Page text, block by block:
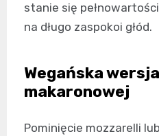
stanie się
na długo zaspokoi głód.
Wegańska
makaronowej
Pominięcie mozzarelli